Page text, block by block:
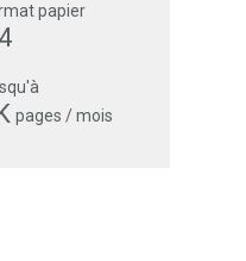
papier
pages / mois